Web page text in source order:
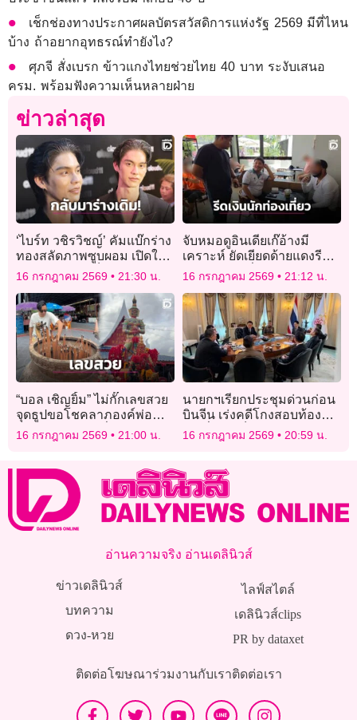
เช็กช่องทางประกาศผลบัตรสวัสดิการแห่งรัฐ 2569 มีที่ไหน
บ้าง ถ้าอยากอุทธรณ์ทำยังไง?
ศุภจี สั่งเบรก ข้าวแกงไทยช่วยไทย 40 บาท ระงับเสนอ
ครม. พร้อมฟังความเห็นหลายฝ่าย
ข่าวล่าสุด
‘ไบร์ท วชิรวิชญ์’ คัมแบ๊กร่าง
ทองสลัดภาพซูบผอม เปิดใจ
มรสุมสุขภาพเจ็บข้อมือ
16 กรกฎาคม 2569 21:30 น.
จับหมอดูอินเดียเก๊อ้างมี
เคราะห์ ยัดเยียดด้ายแดงรีด
เงินนักท่องเที่ยว
16 กรกฎาคม 2569 21:12 น.
“บอล เชิญยิ้ม” ไม่กั๊กเลขสวย
จุดธูปขอโชคลาภองค์พ่อ
ท้าวเวสสุวรรณที่วัดบางชัน
16 กรกฎาคม 2569 21:00 น.
นายกฯเรียกประชุมด่วนก่อน
บินจีน เร่งคดีโกงสอบท้องถิ่น
-รุกที่ดินภูเก็ต
16 กรกฎาคม 2569 20:59 น.
อ่านความจริง อ่านเดลินิวส์
ข่าวเดลินิวส์
บทความ
ดวง-หวย
ไลฟ์สไตล์
เดลินิวส์clips
PR by dataxet
ติดต่อโฆษณาร่วมงานกับเราติดต่อเรา